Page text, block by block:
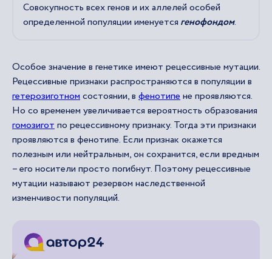
Совокупность всех генов и их аллелей особей
определенной популяции именуется генофондом.
Особое значение в генетике имеют рецессивные мутации.
Рецессивные признаки распространяются в популяции в
гетерозиготномсостоянии, в фенотипене проявляются.
Но со временем увеличивается вероятность образования
гомозиготпо рецессивному признаку. Тогда эти признаки
проявляются в фенотипе. Если признак окажется
полезным или нейтральным, он сохранится, если вредным
– его носители просто погибнут. Поэтому рецессивные
мутации называют резервом наследственной
изменчивости популяций.